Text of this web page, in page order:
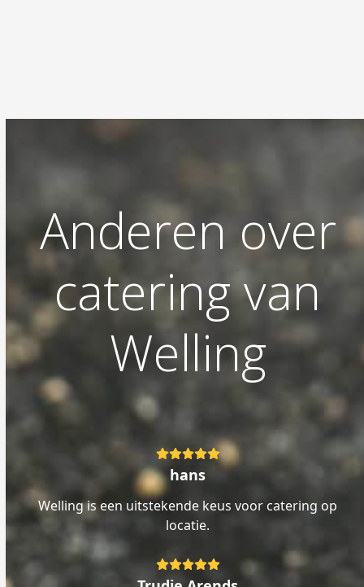
Anderen over
catering van
Welling
Rating:
5 hans
Welling is een uitstekende keus voor catering op
locatie.
Rating:
5